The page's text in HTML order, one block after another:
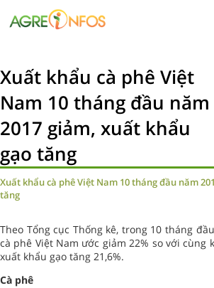
Xuất khẩu cà phê Việt
Nam 10 tháng đầu năm
2017 giảm, xuất khẩu
gạo tăng
Xuất khẩu cà phê Việt Nam 10 tháng đầu năm
tăng
Theo Tổng cục Thống kê, trong 10 tháng
cà phê Việt Nam ước giảm 22% so với cùng
xuất khẩu gạo tăng 21,6%.
Cà phê